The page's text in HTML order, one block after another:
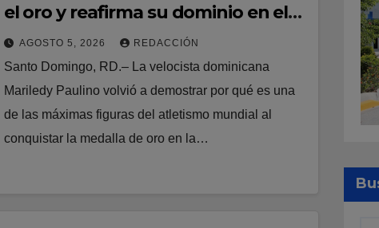
el oro y reafirma su dominio en el
atletismo
AGOSTO 5, 2026 REDACCIÓN
Santo Domingo, RD.– La velocista dominicana
Mariledy Paulino volvió a demostrar por qué es una
de las máximas figuras del atletismo mundial al
conquistar la medalla de oro en la…